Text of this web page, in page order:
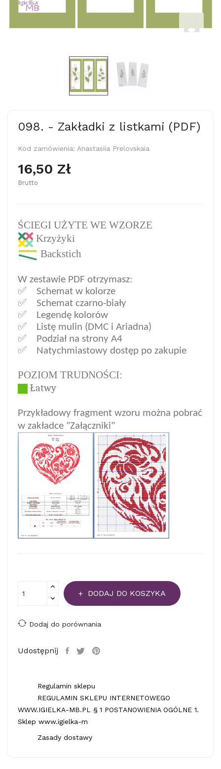
098. - Zakładki z listkami (PDF)
Kod zamówienia: Anastasiia Prelovskaia
16,50 Zł
Brutto
ŚCIEGI UŻYTE WE WZORZE
Krzyżyki
Backstich
W zestawie PDF otrzymasz:
✅ Schemat w kolorze
✅ Schemat czarno-biały
✅ Legendę kolorów
✅ Listę mulin (DMC i Ariadna)
✅ Podział na strony A4
✅ Natychmiastowy dostęp po zakupie
POZIOM TRUDNOŚCI:
Łatwy
Przykładowy fragment wzoru można pobrać
w zakładce "Załączniki"
DODAJ DO KOSZYKA
Dodaj do porównania
Udostępnij
Regulamin sklepu
REGULAMIN SKLEPU INTERNETOWEGO
WWW.IGIELKA-MB.PL § 1 POSTANOWIENIA OGÓLNE 1.
Sklep www.igielka-m
Zasady dostawy